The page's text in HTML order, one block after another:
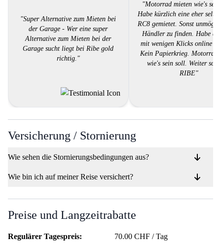
"Super Alternative zum Mieten bei
der Garage - Wer eine super
Alternative zum Mieten bei der
Garage sucht liegt bei Ribe gold
richtig."
"Motorrad mieten wie's
Habe kürzlich eine eher
RC8 gemietet. Sonst
Händler zu finden. Habe
mit wenigen Klicks online
Kein Papierkrieg. Motorrad
wie's sein soll. Weiter so
RIBE"
Versicherung / Stornierung
Wie sehen die Stornierungsbedingungen aus?
Wie bin ich auf meiner Reise versichert?
Preise und Langzeitrabatte
Regulärer Tagespreis:
70.00 CHF / Tag